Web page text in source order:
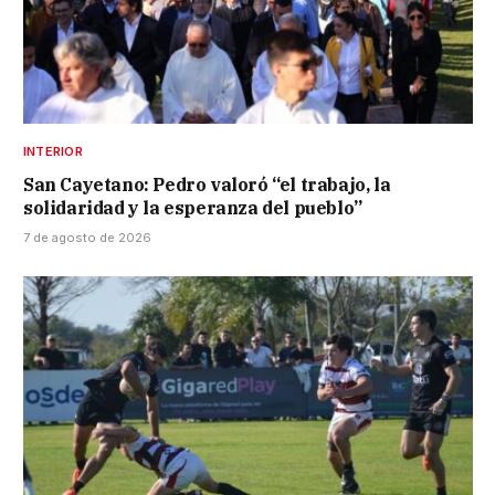
INTERIOR
San Cayetano: Pedro valoró “el trabajo, la
solidaridad y la esperanza del pueblo”
7 de agosto de 2026